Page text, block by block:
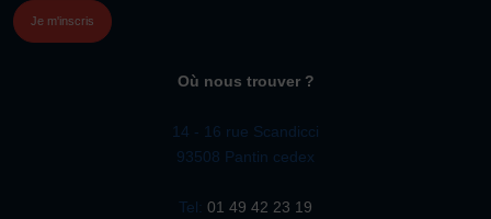
Où nous trouver ?
14 - 16 rue Scandicci
93508 Pantin cedex
Tel: 01 49 42 23 19